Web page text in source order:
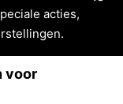
acties,
voor